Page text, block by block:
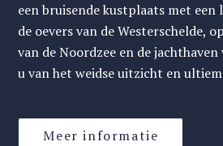
een bruisende kustplaats met een
de oevers van de Westerschelde,
van de Noordzee en de
u van het weidse uitzicht en
Meer informatie